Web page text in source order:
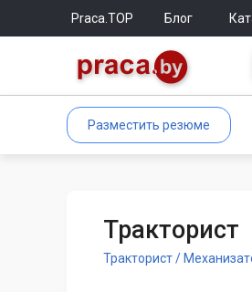
Praca.TOP Блог
Разместить резюме
Тракторист
Тракторист /